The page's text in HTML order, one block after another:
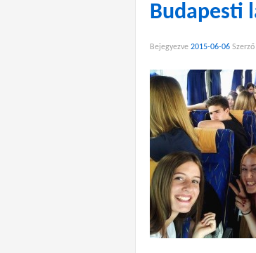
Budapesti
Bejegyezve 2015-06-06 Szerző